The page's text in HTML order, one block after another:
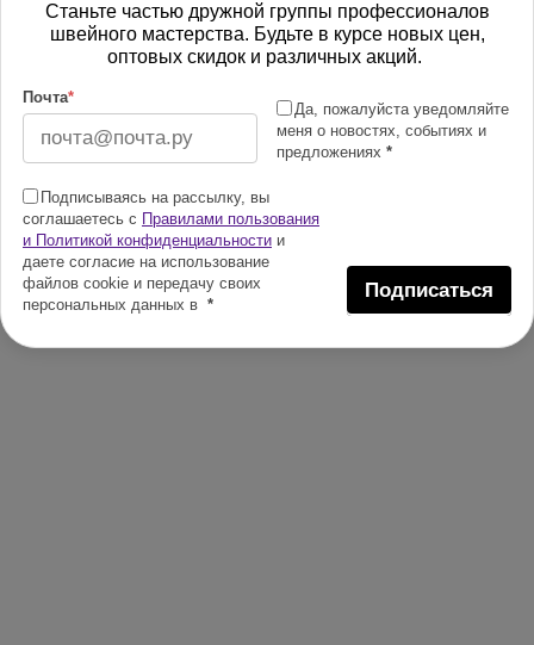
Станьте частью дружной группы профессионалов
швейного мастерства. Будьте в курсе новых цен,
оптовых скидок и различных акций.
Почта*
Да, пожалуйста уведомляйте
меня о новостях, событиях и
предложениях *
Подписываясь на рассылку, вы
соглашаетесь с Правилами пользования
и Политикой конфиденциальности и
даете согласие на использование
файлов cookie и передачу своих
персональных данных в *
Подписаться